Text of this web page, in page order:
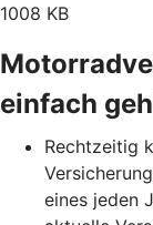
1008 KB
einfach
Rechtzeitig
eines jeden